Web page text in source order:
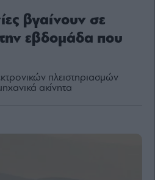
βγαίνουν σε
εβδομάδα που
πλειστηριασμών
ακίνητα